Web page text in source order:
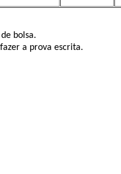
bolsa.
a prova escrita.